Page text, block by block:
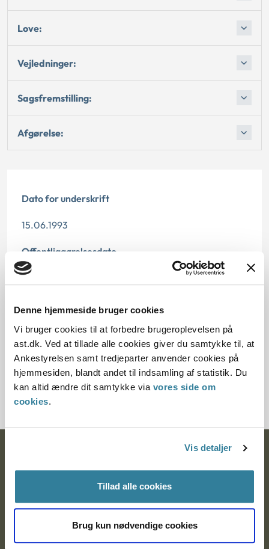
Denne hjemmeside bruger cookies
Vi bruger cookies til at forbedre brugeroplevelsen på
ast.dk. Ved at tillade alle cookies giver du samtykke til, at
Ankestyrelsen samt tredjeparter anvender cookies på
hjemmesiden, blandt andet til indsamling af statistik. Du
kan altid ændre dit samtykke via vores side om
cookies.
Vis detaljer
Tillad alle cookies
Brug kun nødvendige cookies
Love:
Vejledninger:
Sagsfremstilling:
Afgørelse:
Dato for underskrift
15.06.1993
Offentliggørelsesdato
12.07.2013
Paragraf
§ 45 § 43 § 44
Journalnummer
21094-92
Nytorv 7, 2. sal
9000 Aalborg